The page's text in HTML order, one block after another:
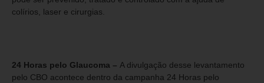
colírios, laser e cirurgias.
24 Horas pelo Glaucoma – A divulgação desse levantamento
pelo CBO acontece dentro da campanha 24 Horas pelo